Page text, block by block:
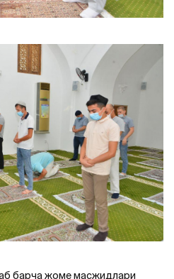
барча жоме масжидлари